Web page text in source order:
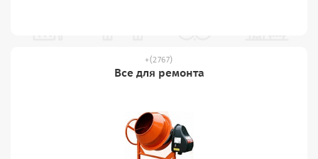
(2767)
Все для ремонта